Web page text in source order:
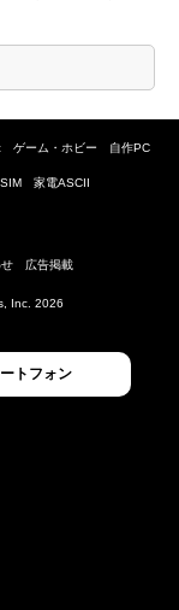
ゲーム・ホビー 自作PC
家電ASCII
広告掲載
Inc. 2026
トフォン